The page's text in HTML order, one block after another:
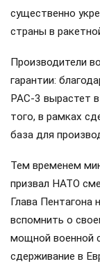
существенно
страны в
Производители
гарантии:
PAC-3 вырастет
того, в рамках
база для
Тем временем
призвал НАТО
Глава Пентагона
вспомнить о
мощной военной
сдерживание в